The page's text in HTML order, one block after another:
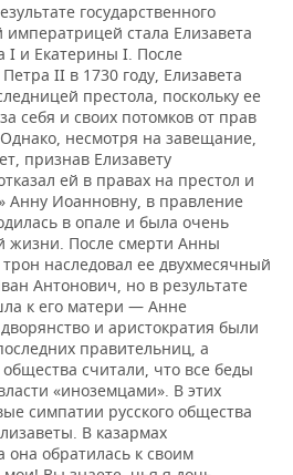
государственного
императрицей стала Елизавета
I и Екатерины I. После
II в 1730 году, Елизавета
престола, поскольку ее
себя и своих потомков от прав
несмотря на завещание,
признав Елизавету
ей в правах на престол и
Анну Иоанновну, в правление
в опале и была очень
жизни. После смерти Анны
наследовал ее двухмесячный
Антонович, но в результате
к его матери — Анне
и аристократия были
правительниц, а
считали, что все беды
«иноземцами». В этих
симпатии русского общества
В казармах
она обратилась к своим